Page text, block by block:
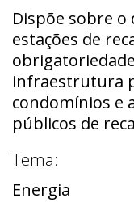
Dispõe sobre o
estações de
infraestrutura
condomínios e
públicos de
Tema:
Energia